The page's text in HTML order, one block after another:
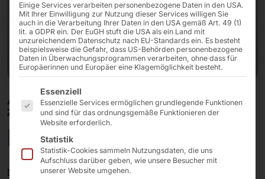
AKHET® NETWORK SERVER - WINDOWS SERVER 2025
ZERTIFIZIERT
Essential 1U
Der AKHET® Essential 1Uist die ideale Lösung für
Einige Services verarbeiten personenbezogene Daten in den USA.
Mit Ihrer Einwilligung zur Nutzung dieser Services willigen Sie
auch in die Verarbeitung Ihrer Daten in den USA gemäß Art. 49 (1)
lit. a GDPR ein. Der EuGH stuft die USA als ein Land mit
unzureichendem Datenschutz nach EU-Standards ein. Es besteht
beispielsweise die Gefahr, dass US-Behörden personenbezogene
Daten in Überwachungsprogrammen verarbeiten, ohne dass für
Europäerinnen und Europäer eine Klagemöglichkeit besteht.
Es folgt eine Liste der Service-Gruppen, für die eine
Essenziell
Essenzielle Services ermöglichen grundlegende Funktionen
und sind für das ordnungsgemäße Funktionieren der
Website erforderlich.
Statistik
Statistik-Cookies sammeln Nutzungsdaten, die uns
Aufschluss darüber geben, wie unsere Besucher mit
unserer Website umgehen.